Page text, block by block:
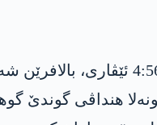
دەمژمێر 4:56 ئێڤاری،
هنداڤی گوندێ